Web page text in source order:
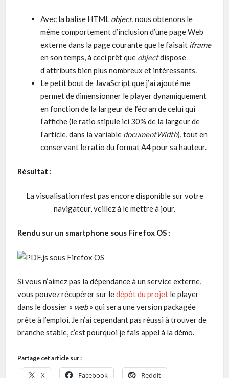
Avec la balise HTML object, nous obtenons le
même comportement d’inclusion d’une page Web
externe dans la page courante que le faisait iframe
en son temps, à ceci prêt que objectdispose
d’attributs bien plus nombreux et intéressants.
Le petit bout de JavaScript que j’ai ajouté me
permet de dimensionner le player dynamiquement
en fonction de la largeur de l’écran de celui qui
l’affiche (le ratio stipule ici 30% de la largeur de
l’article, dans la variable documentWidth), tout en
conservant le ratio du format A4 pour sa hauteur.
Résultat :
La visualisation n’est pas encore disponible sur votre
navigateur, veillez à le mettre à jour.
Rendu sur un smartphone sous Firefox OS :
Si vous n’aimez pas la dépendance à un service externe,
vous pouvez récupérer sur ledépôt du projetle player
dans le dossier « web» qui sera une version packagée
prête à l’emploi. Je n’ai cependant pas réussi à trouver de
branche stable, c’est pourquoi je fais appel à la démo.
Partage cet article sur :
X Facebook Reddit